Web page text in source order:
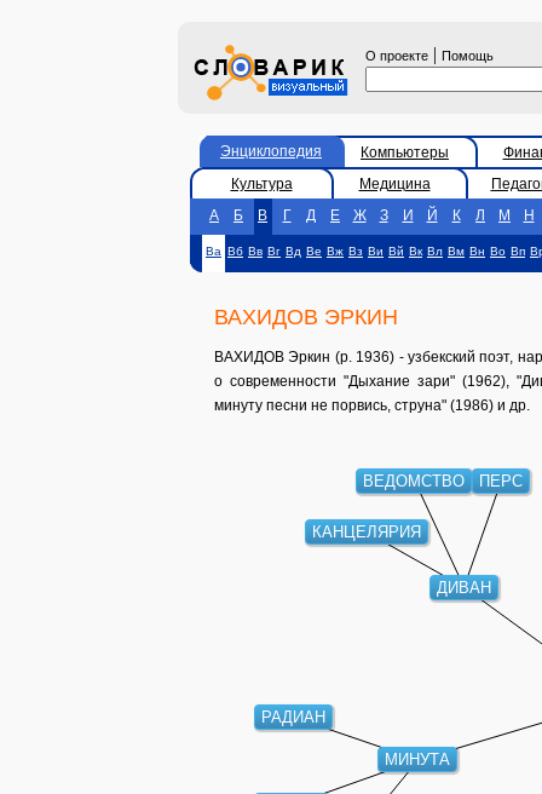
О проекте | Помощь
Энциклопедия Компьютеры
Культура
Медицина
А
Б В Г Д Е Ж З И Й К Л М Н
Ва Вб Вв Вг Вд Ве Вж Вз Ви Вй Вк Вл Вм Вн Во Вп
ВАХИДОВ ЭРКИН
ВАХИДОВ Эркин (р. 1936) - узбекский поэт,
о современности "Дыхание зари" (1962),
минуту песни не порвись, струна" (1986) и др.
ДИВАН
МИНУТА
КАНЦЕЛЯРИЯ
ВЕДОМСТВО ПЕРС
РАДИАН